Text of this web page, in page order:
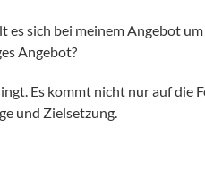
es sich bei meinem Angebot
Angebot?
Es kommt nicht nur auf die
und Zielsetzung.